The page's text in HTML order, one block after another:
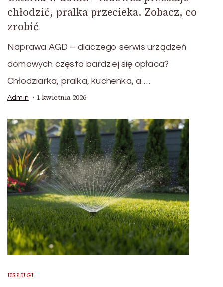
chłodzić, pralka przecieka. Zobacz, co
zrobić
Naprawa AGD – dlaczego serwis urządzeń
domowych często bardziej się opłaca?
Chłodziarka, pralka, kuchenka, a …
Admin 1 kwietnia 2026
USŁUGI